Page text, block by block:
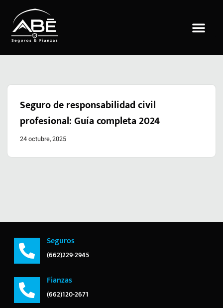
Saltar
al
Seguro de responsabilidad civil
profesional: Guía completa 2024
24 octubre, 2025
Seguros
(662)229-2945
Fianzas
(662)120-2671